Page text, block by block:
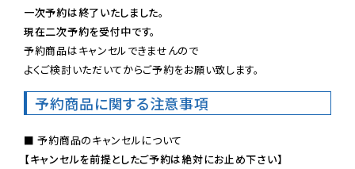
一次予約は終了いたしました。
現在二次予約を受付中です。
予約商品はキャンセルできませんので
よくご検討いただいてからご予約をお願い致します。
予約商品に関する注意事項
【キャンセルを前提としたご予約は絶対にお止め下さい】